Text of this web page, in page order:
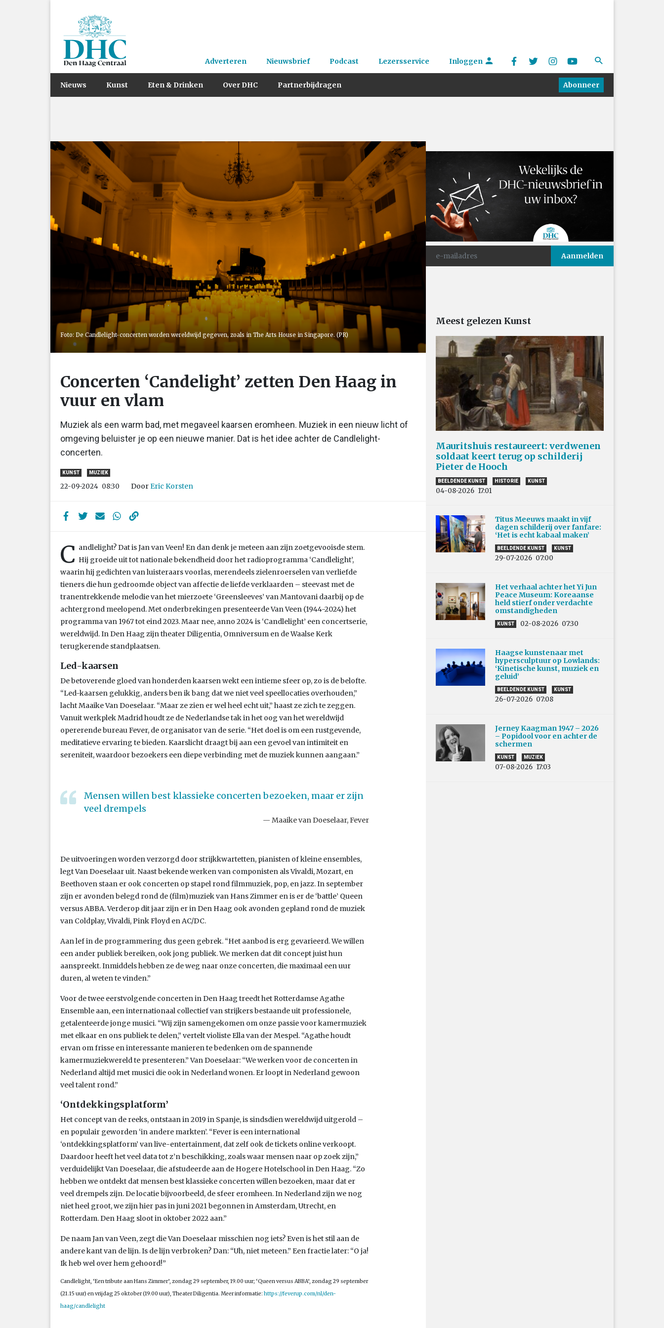
Adverteren Nieuwsbrief Podcast Lezersservice Inloggen
Nieuws Kunst Eten & Drinken Over DHC Partnerbijdragen Abonneer
Foto: De Candlelight-concerten worden wereldwijd gegeven, zoals in The Arts House in Singapore. (PR)
Concerten ‘Candelight’ zetten Den Haag in
vuur en vlam
Muziek als een warm bad, met megaveel kaarsen eromheen. Muziek in een nieuw licht of
omgeving beluister je op een nieuwe manier. Dat is het idee achter de Candlelight-
concerten.
KUNST MUZIEK
22-09-2024 08:30 DoorEric Korsten
C andlelight? Dat is Jan van Veen! En dan denk je meteen aan zijn zoetgevooisde stem.
Hij groeide uit tot nationale bekendheid door het radioprogramma ‘Candlelight’,
waarin hij gedichten van luisteraars voorlas, merendeels zielenroerselen van verliefde
tieners die hun gedroomde object van affectie de liefde verklaarden – steevast met de
tranentrekkende melodie van het mierzoete ‘Greensleeves’ van Mantovani daarbij op de
achtergrond meelopend. Met onderbrekingen presenteerde Van Veen (1944-2024) het
programma van 1967 tot eind 2023. Maar nee, anno 2024 is ‘Candlelight’ een concertserie,
wereldwijd. In Den Haag zijn theater Diligentia, Omniversum en de Waalse Kerk
terugkerende standplaatsen.
Led-kaarsen
De betoverende gloed van honderden kaarsen wekt een intieme sfeer op, zo is de belofte.
“Led-kaarsen gelukkig, anders ben ik bang dat we niet veel speellocaties overhouden,”
lacht Maaike Van Doeselaar. “Maar ze zien er wel heel echt uit,” haast ze zich te zeggen.
Vanuit werkplek Madrid houdt ze de Nederlandse tak in het oog van het wereldwijd
opererende bureau Fever, de organisator van de serie. “Het doel is om een rustgevende,
meditatieve ervaring te bieden. Kaarslicht draagt bij aan een gevoel van intimiteit en
sereniteit, waardoor bezoekers een diepe verbinding met de muziek kunnen aangaan.”
Mensen willen best klassieke concerten bezoeken, maar er zijn
veel drempels
Maaike van Doeselaar, Fever
De uitvoeringen worden verzorgd door strijkkwartetten, pianisten of kleine ensembles,
legt Van Doeselaar uit. Naast bekende werken van componisten als Vivaldi, Mozart, en
Beethoven staan er ook concerten op stapel rond filmmuziek, pop, en jazz. In september
zijn er avonden belegd rond de (film)muziek van Hans Zimmer en is er de ‘battle’ Queen
versus ABBA. Verderop dit jaar zijn er in Den Haag ook avonden gepland rond de muziek
van Coldplay, Vivaldi, Pink Floyd en AC/DC.
Aan lef in de programmering dus geen gebrek. “Het aanbod is erg gevarieerd. We willen
een ander publiek bereiken, ook jong publiek. We merken dat dit concept juist hun
aanspreekt. Inmiddels hebben ze de weg naar onze concerten, die maximaal een uur
duren, al weten te vinden.”
Voor de twee eerstvolgende concerten in Den Haag treedt het Rotterdamse Agathe
Ensemble aan, een internationaal collectief van strijkers bestaande uit professionele,
getalenteerde jonge musici. “Wij zijn samengekomen om onze passie voor kamermuziek
met elkaar en ons publiek te delen,” vertelt violiste Ella van der Mespel. “Agathe houdt
ervan om frisse en interessante manieren te bedenken om de spannende
kamermuziekwereld te presenteren.” Van Doeselaar: “We werken voor de concerten in
Nederland altijd met musici die ook in Nederland wonen. Er loopt in Nederland gewoon
veel talent rond.”
‘Ontdekkingsplatform’
Het concept van de reeks, ontstaan in 2019 in Spanje, is sindsdien wereldwijd uitgerold –
en populair geworden ‘in andere markten’. “Fever is een international
‘ontdekkingsplatform’ van live-entertainment, dat zelf ook de tickets online verkoopt.
Daardoor heeft het veel data tot z’n beschikking, zoals waar mensen naar op zoek zijn,”
verduidelijkt Van Doeselaar, die afstudeerde aan de Hogere Hotelschool in Den Haag. “Zo
hebben we ontdekt dat mensen best klassieke concerten willen bezoeken, maar dat er
veel drempels zijn. De locatie bijvoorbeeld, de sfeer eromheen. In Nederland zijn we nog
niet heel groot, we zijn hier pas in juni 2021 begonnen in Amsterdam, Utrecht, en
Rotterdam. Den Haag sloot in oktober 2022 aan.”
De naam Jan van Veen, zegt die Van Doeselaar misschien nog iets? Even is het stil aan de
andere kant van de lijn. Is de lijn verbroken? Dan: “Uh, niet meteen.” Een fractie later: “O ja!
Ik heb wel over hem gehoord!”
Candlelight, ‘Een tribute aan Hans Zimmer’, zondag 29 september, 19.00 uur; ‘Queen versus ABBA’, zondag 29 september
(21.15 uur) en vrijdag 25 oktober (19.00 uur), Theater Diligentia. Meer informatie: https://feverup.com/nl/den-
haag/candlelight
Meest gelezen Kunst
Mauritshuis restaureert: verdwenen
soldaat keert terug op schilderij
Pieter de Hooch
BEELDENDE KUNST HISTORIE KUNST
04-08-2026 17:01
Titus Meeuws maakt in vijf
dagen schilderij over fanfare:
‘Het is echt kabaal maken’
BEELDENDE KUNST KUNST
29-07-2026 07:00
Het verhaal achter het Yi Jun
Peace Museum: Koreaanse
held stierf onder verdachte
omstandigheden
KUNST 02-08-2026 07:30
Haagse kunstenaar met
hypersculptuur op Lowlands:
‘Kinetische kunst, muziek en
geluid’
BEELDENDE KUNST KUNST
26-07-2026 07:08
Jerney Kaagman 1947 – 2026
– Popidool voor en achter de
schermen
KUNST MUZIEK
07-08-2026 17:03